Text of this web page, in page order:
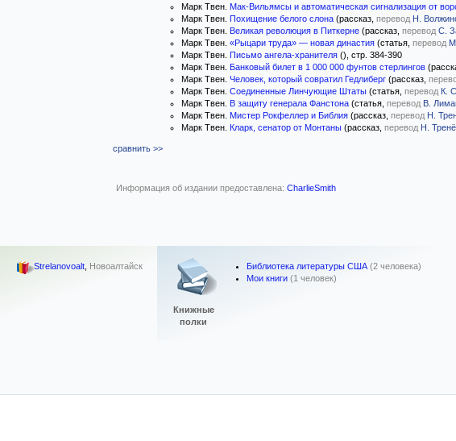
Марк Твен. Мак-Вильямсы и автоматическая сигнализация от
Марк Твен. Похищение белого слона (рассказ, перевод Н.
Марк Твен. Великая революция в Питкерне (рассказ, перевод С.
Марк Твен. «Рыцари труда» — новая династия (статья, перевод
Марк Твен. Письмо ангела-хранителя (), стр. 384-390
Марк Твен. Банковый билет в 1 000 000 фунтов стерлингов
Марк Твен. Человек, который совратил Гедлиберг (рассказ,
Марк Твен. Соединенные Линчующие Штаты (статья, перевод К.
Марк Твен. В защиту генерала Фанстона (статья, перевод В.
Марк Твен. Мистер Рокфеллер и Библия (рассказ, перевод Н.
Марк Твен. Кларк, сенатор от Монтаны (рассказ, перевод Н.
сравнить >>
Информация об издании предоставлена: CharlieSmith
Strelanovoalt, Новоалтайск
Книжные
полки
Библиотека литературы США (2 человека)
Мои книги (1 человек)